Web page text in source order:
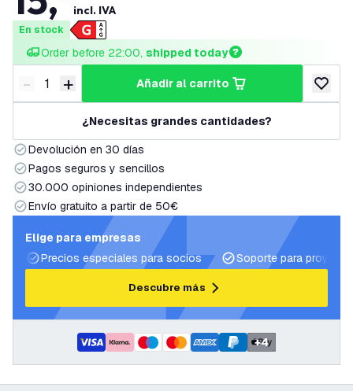
incl. IVA
En stock
Order before 22:00, shipped today
Disminuir cantidad
- Aumentar cantidad
+ añadir al carrito
añadir
¿Necesitas grandes cantidades?
Devolución en 30 días
Pagos seguros y sencillos
30.000 opiniones independientes
Envío gratuito a partir de 50€
Elige para empresas
Precios especiales para socios
Soporte para
Descubre más
+4